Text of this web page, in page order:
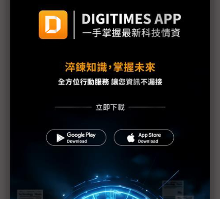
議題精選－顯示產業拚減碳
高耗能產業轉「綠」 友達子公司打入面板、半導體
與PCB
所有海外據點100%綠能目標達成 三星減碳有成
未來最熱門人才為何？彭双浪：AI與永續
德淵大啖綠色經濟 2024年熱熔膠銷售約3.5萬公噸
友達首款100%綠電製造面板 導入宏碁AI PC
青新搶攻電子產業鏈 台積電、面板雙虎都是客
群創ESG再進化 Touch Taiwan打造低碳樂活館